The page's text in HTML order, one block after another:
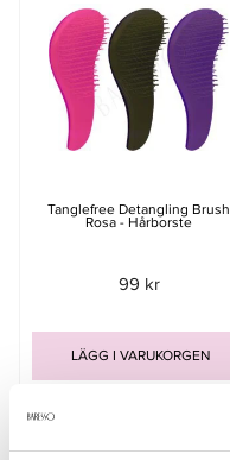
Tanglefree Detangling Brush
Rosa - Hårborste
99 kr
LÄGG I VARUKORGEN